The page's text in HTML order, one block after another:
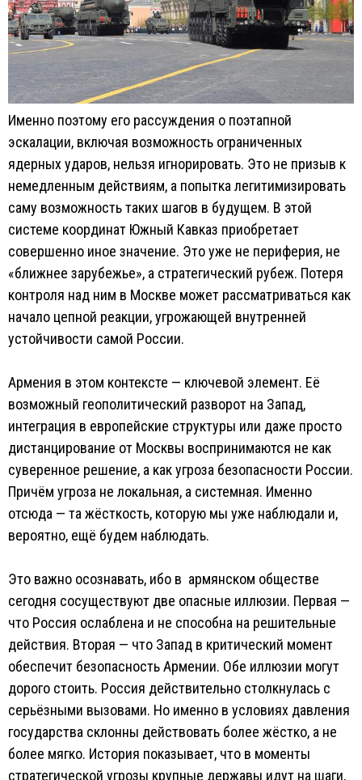
Именно поэтому его рассуждения о поэтапной
эскалации, включая возможность ограниченных
ядерных ударов, нельзя игнорировать. Это не призыв к
немедленным действиям, а попытка легитимизировать
саму возможность таких шагов в будущем. В этой
системе координат Южный Кавказ приобретает
совершенно иное значение. Это уже не периферия, не
«ближнее зарубежье», а стратегический рубеж. Потеря
контроля над ним в Москве может рассматриваться как
начало цепной реакции, угрожающей внутренней
устойчивости самой России.
Армения в этом контексте — ключевой элемент. Её
возможный геополитический разворот на Запад,
интеграция в европейские структуры или даже просто
дистанцирование от Москвы воспринимаются не как
суверенное решение, а как угроза безопасности России.
Причём угроза не локальная, а системная. Именно
отсюда — та жёсткость, которую мы уже наблюдали и,
вероятно, ещё будем наблюдать.
Это важно осознавать, ибо в армянском обществе
сегодня сосуществуют две опасные иллюзии. Первая —
что Россия ослаблена и не способна на решительные
действия. Вторая — что Запад в критический момент
обеспечит безопасность Армении. Обе иллюзии могут
дорого стоить. Россия действительно столкнулась с
серьёзными вызовами. Но именно в условиях давления
государства склонны действовать более жёстко, а не
более мягко. История показывает, что в моменты
стратегической угрозы крупные державы идут на шаги,